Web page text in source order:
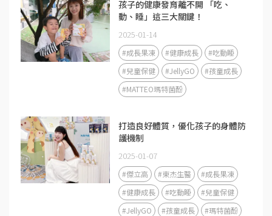
孩子的健康發育離不開 「吃、
動、睡」這三大關鍵！
2025-01-14
#成長果凍 #健康成長
#吃動睡
#兒童保健
#JellyGO
#孩童成長
#MATTEO瑪特菌酚
打造良好體質，優化孩子的身體防
護機制
2025-01-07
#傑立高 #東杰生醫
#成長果凍
#健康成長
#吃動睡
#兒童保健
#JellyGO
#孩童成長 #瑪特菌酚